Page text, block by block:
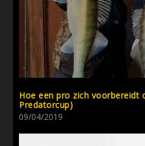
Hoe een pro zich voorbereidt
Predatorcup)
09/04/2019